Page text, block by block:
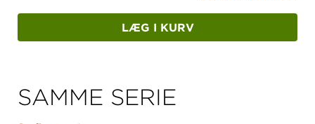
LÆG I KURV
SAMME SERIE